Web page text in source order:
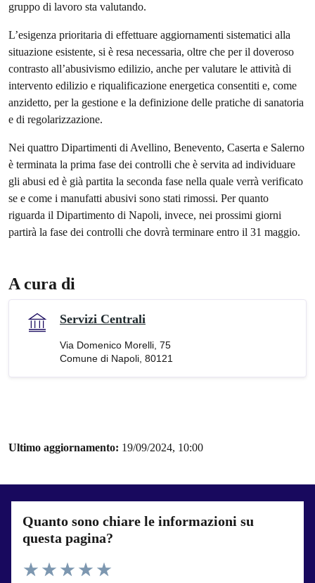
gruppo di lavoro sta valutando.
L’esigenza prioritaria di effettuare aggiornamenti sistematici alla
situazione esistente, si è resa necessaria, oltre che per il doveroso
contrasto all’abusivismo edilizio, anche per valutare le attività di
intervento edilizio e riqualificazione energetica consentiti e, come
anzidetto, per la gestione e la definizione delle pratiche di sanatoria
e di regolarizzazione.
Nei quattro Dipartimenti di Avellino, Benevento, Caserta e Salerno
è terminata la prima fase dei controlli che è servita ad individuare
gli abusi ed è già partita la seconda fase nella quale verrà verificato
se e come i manufatti abusivi sono stati rimossi. Per quanto
riguarda il Dipartimento di Napoli, invece, nei prossimi giorni
partirà la fase dei controlli che dovrà terminare entro il 31 maggio.
A cura di
Servizi Centrali
Via Domenico Morelli, 75
Comune di Napoli, 80121
Ultimo aggiornamento: 19/09/2024, 10:00
Quanto sono chiare le informazioni su
questa pagina?